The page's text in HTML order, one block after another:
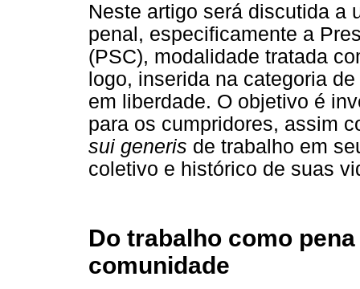
Neste artigo será discutida a
penal, especificamente a
(PSC), modalidade tratada
logo, inserida na categoria
em liberdade. O objetivo é
para os cumpridores, assim
sui generis de trabalho em
coletivo e histórico de suas
Do trabalho como
comunidade